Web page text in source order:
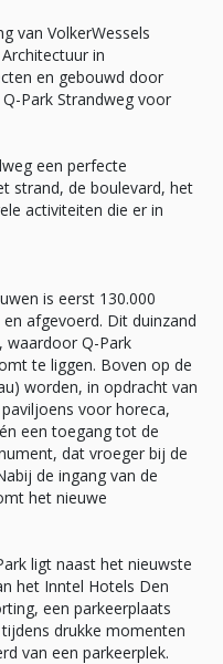
van VolkerWessels
in
en gebouwd door
Park Strandweg voor
een perfecte
strand, de boulevard, het
activiteiten die er in
is eerst 130.000
afgevoerd. Dit duinzand
waardoor Q-Park
te liggen. Boven op de
worden, in opdracht van
voor horeca,
een toegang tot de
dat vroeger bij de
de ingang van de
het nieuwe
ligt naast het nieuwste
het Inntel Hotels Den
een parkeerplaats
drukke momenten
van een parkeerplek.